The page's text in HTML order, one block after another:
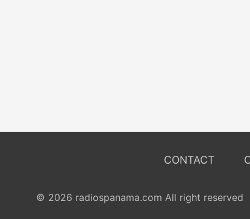
CONTACT
© 2026 radiospanama.com All right reserved